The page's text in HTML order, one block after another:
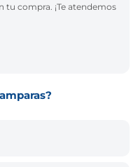
tu compra. ¡Te atendemos